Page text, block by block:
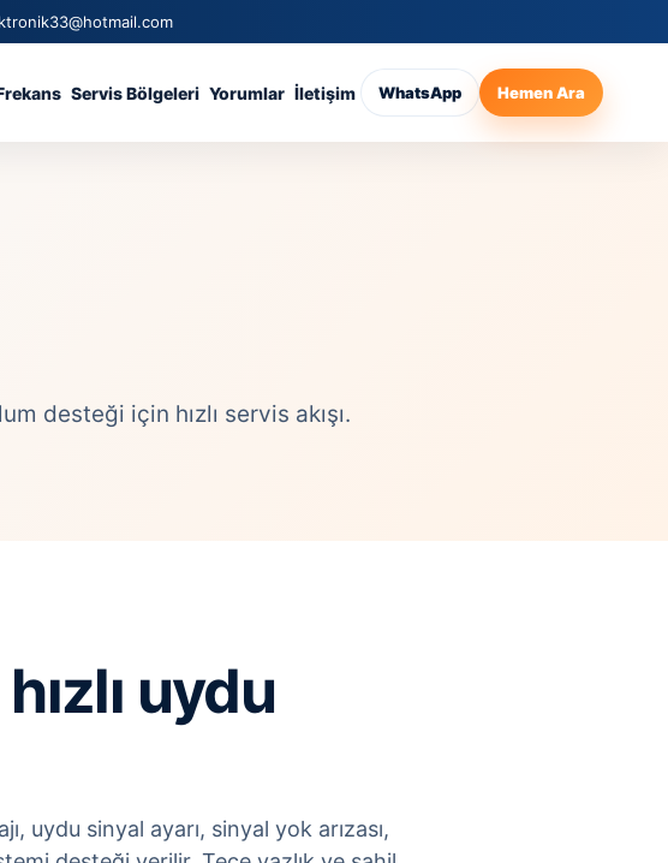
Servis Bölgeleri Yorumlar İletişim WhatsApp Hemen Ara
desteği için hızlı servis akışı.
uydu
uydu sinyal ayarı, sinyal yok arızası,